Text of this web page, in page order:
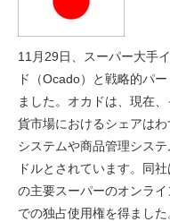
11月29日、スーパー大手
ド（Ocado）と戦略的パ
ました。オカドは、現在
貨市場におけるシェアは
システムや商品管理シス
ドルとされています。同
の主要スーパーのオンラ
での独占使用権を得まし